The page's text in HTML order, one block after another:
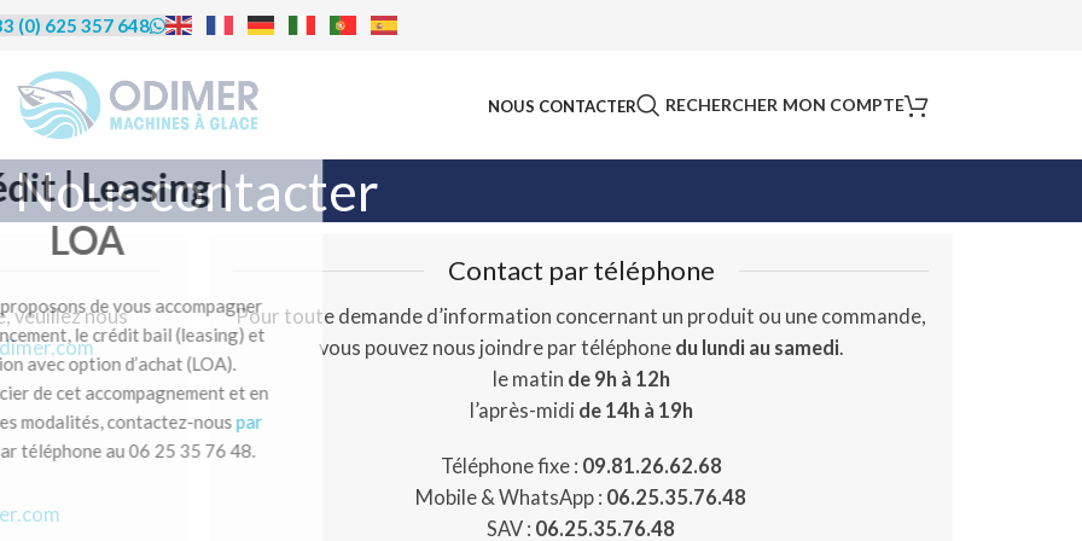
| Leasing |
LOA
proposons de vous accompagner
le crédit bail (leasing) et
avec option d’achat (LOA).
de cet accompagnement et en
les modalités, contactez-nouspar
par téléphone au 06 25 35 76 48.
(0) 625 357 648
NOUS CONTACTER RECHERCHER MON COMPTE
Nous contacter
veuillez nous
Contact par téléphone
Pour toute demande d’information concernant un produit ou une commande,
vous pouvez nous joindre par téléphone du lundi au samedi.
le matin de 9h à 12h
l’après-midi de 14h à 19h
Téléphone fixe : 09.81.26.62.68
Mobile & WhatsApp : 06.25.35.76.48
SAV : 06.25.35.76.48